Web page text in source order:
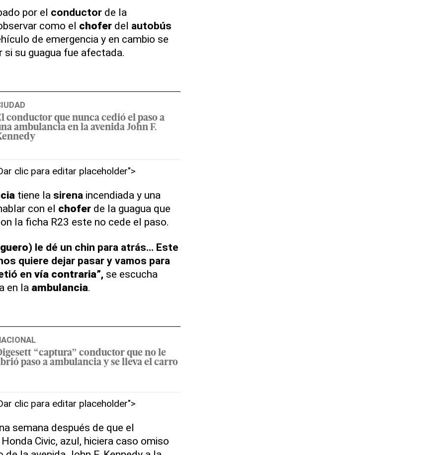
por el conductorde la
como el choferdel autobús
de emergencia y en cambio se
su guagua fue afectada.
conductor que nunca cedió el paso a
ambulancia en la avenida John F.
clic para editar placeholder">
tiene la sirena incendiada y una
con el choferde la guagua que
la ficha R23 este no cede el paso.
) le dé un chin para atrás… Este
quiere dejar pasar y vamos para
en vía contraria”, se escucha
en la ambulancia.
“captura” conductor que no le
paso a ambulancia y se lleva el carro
clic para editar placeholder">
semana después de que el
Civic, azul, hiciera caso omiso